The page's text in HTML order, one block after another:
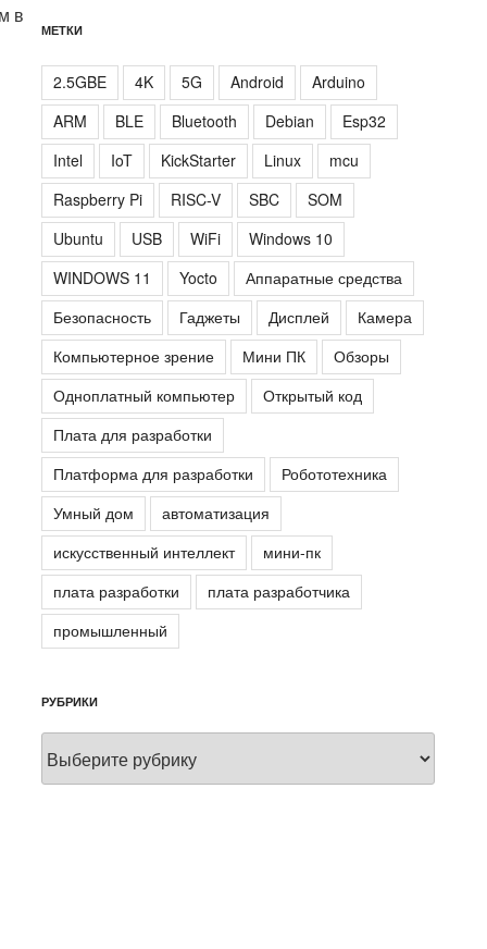
в
МЕТКИ
2.5GBE 4K 5G Android
Arduino
ARM
BLE Bluetooth Debian
Esp32
Intel
IoT KickStarter Linux
mcu
Raspberry Pi
RISC-V SBC
SOM
Ubuntu
USB WiFi
Windows 10
WINDOWS 11
Yocto
Аппаратные средства
Безопасность
Гаджеты Дисплей
Камера
Компьютерное зрение
Мини ПК
Обзоры
Одноплатный компьютер
Открытый код
Плата для разработки
Платформа для разработки
Робототехника
Умный дом
автоматизация
искусственный интеллект
мини-пк
плата разработки
плата разработчика
промышленный
РУБРИКИ
Рубрики